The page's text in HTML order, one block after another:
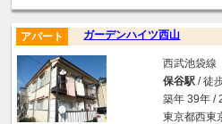
ガーデンハイツ西山
アパート
西武池袋線
保谷駅/ 徒
築年 39年 /
東京都西東